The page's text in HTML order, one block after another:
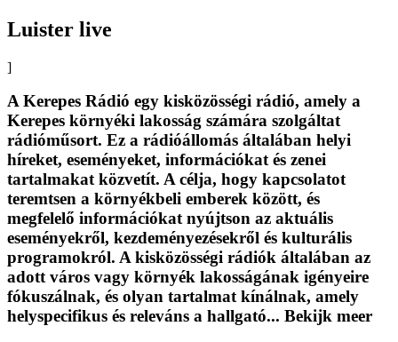
Luister live
]
A Kerepes Rádió egy kisközösségi rádió, amely a
Kerepes környéki lakosság számára szolgáltat
rádióműsort. Ez a rádióállomás általában helyi
híreket, eseményeket, információkat és zenei
tartalmakat közvetít. A célja, hogy kapcsolatot
teremtsen a környékbeli emberek között, és
megfelelő információkat nyújtson az aktuális
eseményekről, kezdeményezésekről és kulturális
programokról. A kisközösségi rádiók általában az
adott város vagy környék lakosságának igényeire
fókuszálnak, és olyan tartalmat kínálnak, amely
helyspecifikus és releváns a hallgató... Bekijk meer